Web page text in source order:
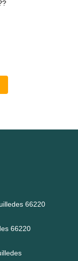
66220
66220